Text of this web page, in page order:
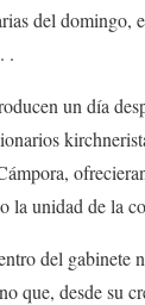
del domingo,
.
un día
la unidad de la
del gabinete
que, desde su